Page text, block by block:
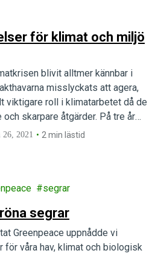
för klimat och miljö
blivit alltmer kännbar i
misslyckats att agera,
viktigare roll i klimatarbetet då de
skarpare åtgärder. På tre år
klimatet dubblerats
2021 2 min lästid
segrar
segrar
Greenpeace uppnådde vi
våra hav, klimat och biologisk